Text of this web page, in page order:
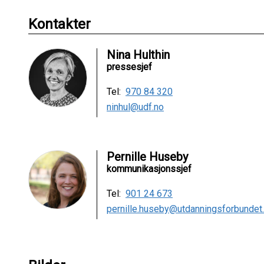
Kontakter
Nina Hulthin
pressesjef
Tel: 970 84 320
ninhul@udf.no
Pernille Huseby
kommunikasjonssjef
Tel: 901 24 673